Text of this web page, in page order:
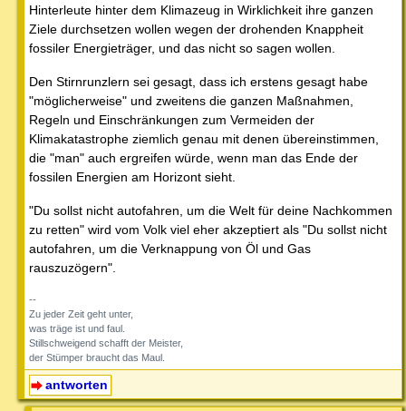
Hinterleute hinter dem Klimazeug in Wirklichkeit ihre ganzen
Ziele durchsetzen wollen wegen der drohenden Knappheit
fossiler Energieträger, und das nicht so sagen wollen.
Den Stirnrunzlern sei gesagt, dass ich erstens gesagt habe
"möglicherweise" und zweitens die ganzen Maßnahmen,
Regeln und Einschränkungen zum Vermeiden der
Klimakatastrophe ziemlich genau mit denen übereinstimmen,
die "man" auch ergreifen würde, wenn man das Ende der
fossilen Energien am Horizont sieht.
"Du sollst nicht autofahren, um die Welt für deine Nachkommen
zu retten" wird vom Volk viel eher akzeptiert als "Du sollst nicht
autofahren, um die Verknappung von Öl und Gas
rauszuzögern".
--
Zu jeder Zeit geht unter,
was träge ist und faul.
Stillschweigend schafft der Meister,
der Stümper braucht das Maul.
antworten